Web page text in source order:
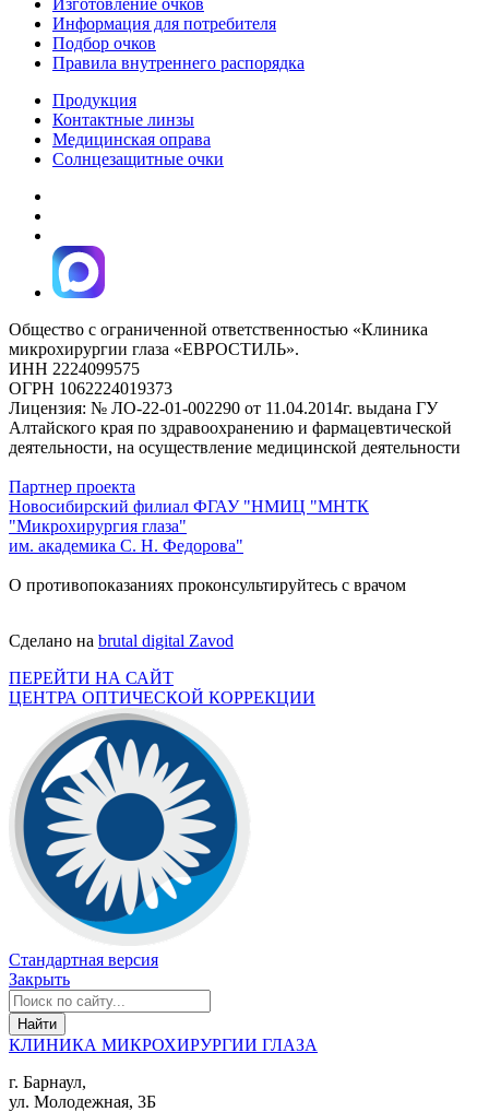
Изготовление очков
Информация для потребителя
Подбор очков
Правила внутреннего распорядка
Продукция
Контактные линзы
Медицинская оправа
Солнцезащитные очки
Общество с ограниченной ответственностью «Клиника
микрохирургии глаза «ЕВРОСТИЛЬ».
ИНН 2224099575
ОГРН 1062224019373
Лицензия: № ЛО-22-01-002290 от 11.04.2014г. выдана ГУ
Алтайского края по здравоохранению и фармацевтической
деятельности, на осуществление медицинской деятельности
Партнер проекта
Новосибирский филиал ФГАУ "НМИЦ "МНТК
"Микрохирургия глаза"
им. академика С. Н. Федорова"
О противопоказаниях проконсультируйтесь с врачом
Сделано на brutal digital Zavod
ПЕРЕЙТИ НА САЙТ
ЦЕНТРА ОПТИЧЕСКОЙ КОРРЕКЦИИ
Стандартная версия
Закрыть
КЛИНИКА МИКРОХИРУРГИИ ГЛАЗА
г. Барнаул,
ул. Молодежная, 3Б